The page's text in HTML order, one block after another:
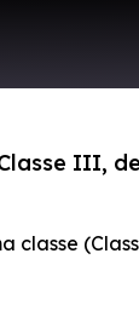
III,
classe